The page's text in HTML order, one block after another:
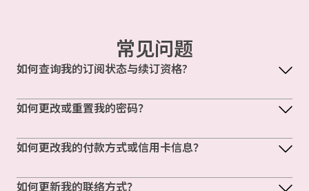
常见问题
如何查询我的订阅状态与续订资格?
如何更改或重置我的密码？
如何更改我的付款方式或信用卡信息？
如何更新我的联络方式？